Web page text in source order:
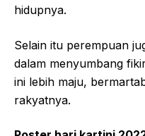
hidupnya.
Selain itu perempuan
dalam menyumbang
ini lebih maju,
rakyatnya.